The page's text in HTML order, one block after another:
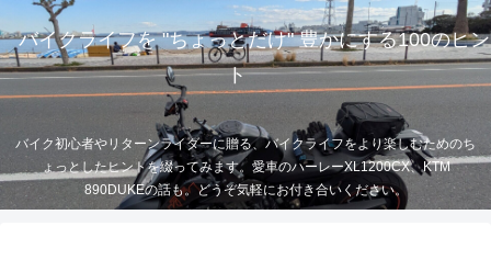
バイクライフを "ちょっとだけ" 豊かにする100のヒン
ト
バイク初心者やリターンライダーに贈る、バイクライフをより楽しむためのち
ょっとしたヒントを綴ってみます。愛車のハーレーXL1200CX、KTM
890DUKEの話も。どうぞ気軽にお付き合いください。